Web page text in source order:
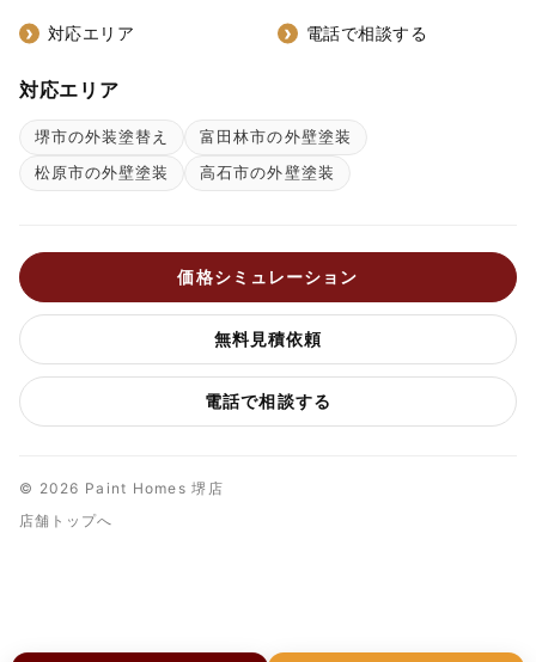
対応エリア 電話で相談する
対応エリア
堺市の外装塗替え
富田林市の外壁塗装
松原市の外壁塗装
高石市の外壁塗装
価格シミュレーション
無料見積依頼
電話で相談する
© 2026 Paint Homes 堺店
店舗トップへ